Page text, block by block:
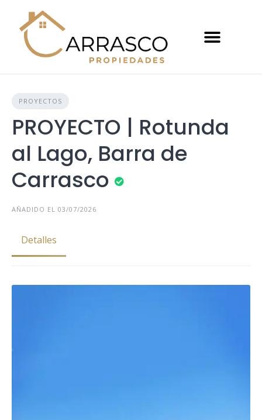
PROYECTOS
PROYECTO | Rotunda
al Lago, Barra de
Carrasco
AÑADIDO EL 03/07/2026
Detalles